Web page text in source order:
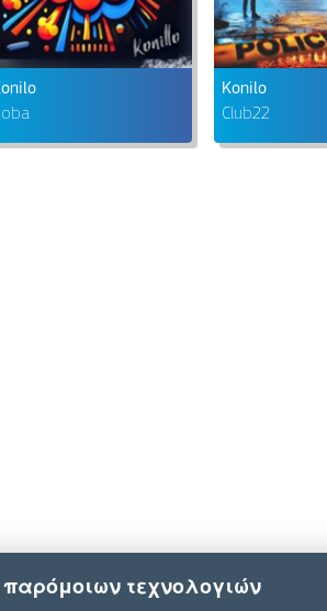
Konilo
Club22
τεχνολογιών